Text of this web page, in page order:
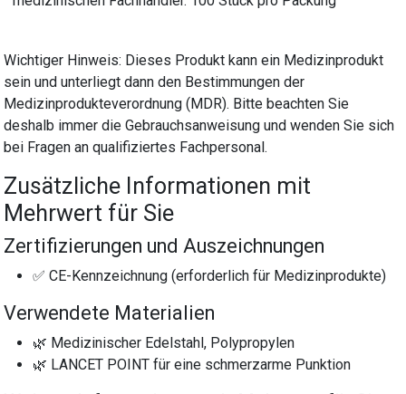
Wichtiger Hinweis: Dieses Produkt kann ein Medizinprodukt
sein und unterliegt dann den Bestimmungen der
Medizinprodukteverordnung (MDR). Bitte beachten Sie
deshalb immer die Gebrauchsanweisung und wenden Sie sich
bei Fragen an qualifiziertes Fachpersonal.
Zusätzliche Informationen mit
Mehrwert für Sie
Zertifizierungen und Auszeichnungen
✅ CE-Kennzeichnung (erforderlich für Medizinprodukte)
Verwendete Materialien
🌿 Medizinischer Edelstahl, Polypropylen
🌿 LANCET POINT für eine schmerzarme Punktion